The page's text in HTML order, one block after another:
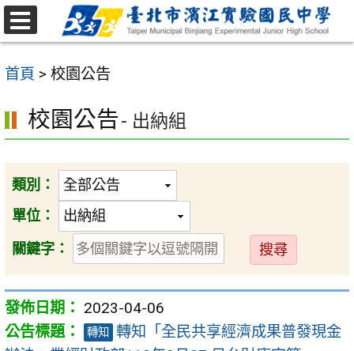
跳
至
要
容
首頁 > 校園公告
校園公告- 出納組
類別：
單位：
關鍵字：
送
出
2023-04-06
轉知
轉知「全民共享經濟成果普發現金
選
單